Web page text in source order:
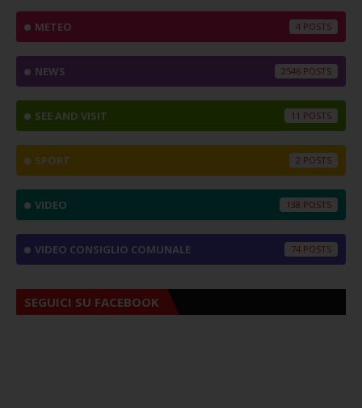
METEO 4
NEWS 2546
SEE AND VISIT 11
SPORT 2
VIDEO 138
VIDEO CONSIGLIO COMUNALE 74
SEGUICI SU FACEBOOK